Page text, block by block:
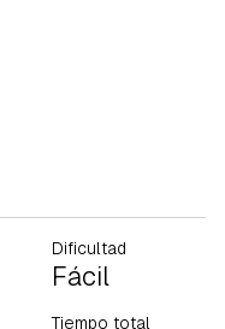
Dificultad
Fácil
Tiempo total